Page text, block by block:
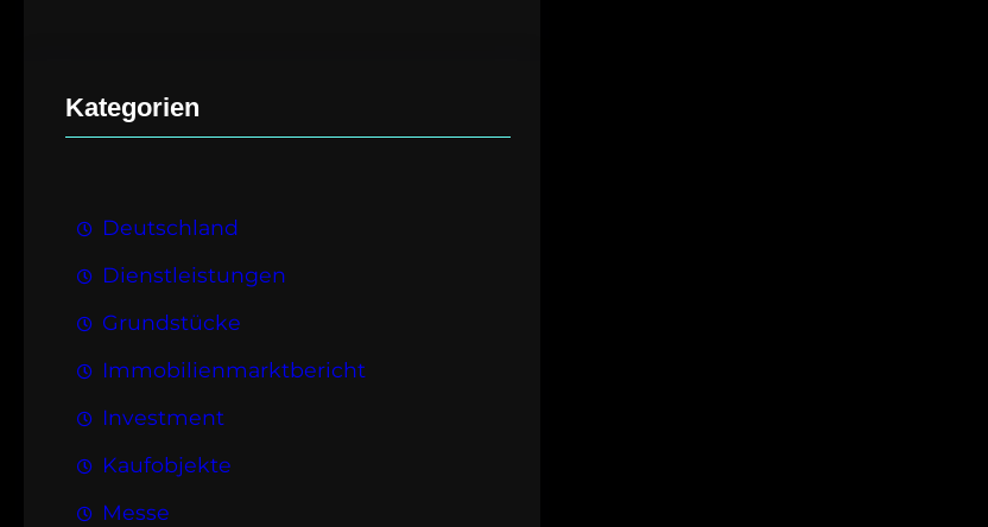
Kategorien
Deutschland
Dienstleistungen
Grundstücke
Immobilienmarktbericht
Investment
Kaufobjekte
Messe